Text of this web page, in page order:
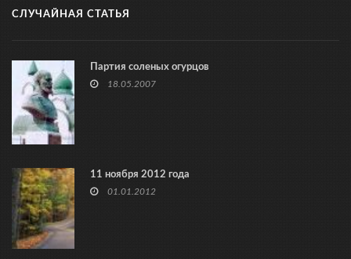
СЛУЧАЙНАЯ СТАТЬЯ
Партия соленых огурцов
18.05.2007
11 ноября 2012 года
01.01.2012